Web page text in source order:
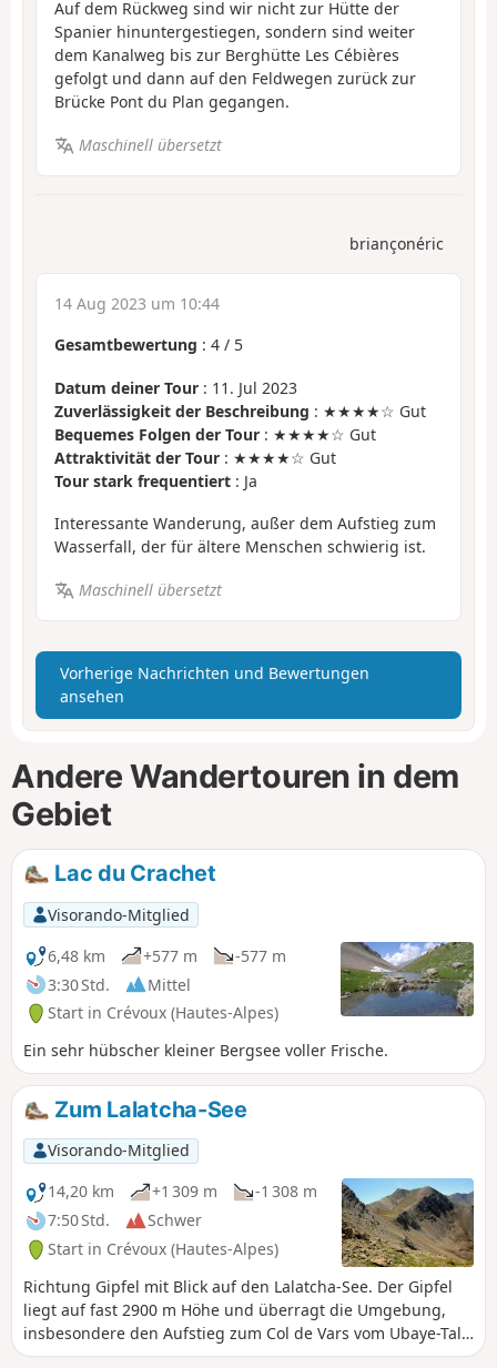
Auf dem Rückweg sind wir nicht zur Hütte der
Spanier hinuntergestiegen, sondern sind weiter
dem Kanalweg bis zur Berghütte Les Cébières
gefolgt und dann auf den Feldwegen zurück zur
Brücke Pont du Plan gegangen.
Maschinell übersetzt
briançonéric
14 Aug 2023 um 10:44
Gesamtbewertung : 4 / 5
Datum deiner Tour : 11. Jul 2023
Zuverlässigkeit der Beschreibung : ★★★★☆ Gut
Bequemes Folgen der Tour : ★★★★☆ Gut
Attraktivität der Tour : ★★★★☆ Gut
Tour stark frequentiert : Ja
Interessante Wanderung, außer dem Aufstieg zum
Wasserfall, der für ältere Menschen schwierig ist.
Maschinell übersetzt
Vorherige Nachrichten und Bewertungen
ansehen
Andere Wandertouren in dem
Gebiet
Lac du Crachet
Visorando-Mitglied
6,48 km
+577 m
-577 m
3:30 Std.
Mittel
Start in Crévoux (Hautes-Alpes)
Ein sehr hübscher kleiner Bergsee voller Frische.
Zum Lalatcha-See
Visorando-Mitglied
14,20 km
+1 309 m
-1 308 m
7:50 Std.
Schwer
Start in Crévoux (Hautes-Alpes)
Richtung Gipfel mit Blick auf den Lalatcha-See. Der Gipfel
liegt auf fast 2900 m Höhe und überragt die Umgebung,
insbesondere den Aufstieg zum Col de Vars vom Ubaye-Tal
aus.